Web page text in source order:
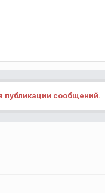
публикации сообщений.